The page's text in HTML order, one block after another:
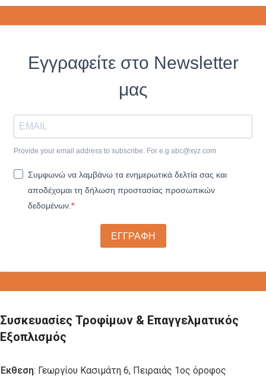
Εγγραφείτε στο Newsletter
μας
Provide your email address to subscribe. For e.g abc@xyz.com
Συμφωνώ να λαμβάνω τα ενημερωτικά δελτία σας και
αποδέχομαι τη δήλωση προστασίας προσωπικών
δεδομένων.
ΕΓΓΡΑΦΗ
Συσκευασίες Τροφίμων & Επαγγελματικός
Εξοπλισμός
Έκθεση: Γεωργίου Κασιμάτη 6, Πειραιάς 1ος όροφος